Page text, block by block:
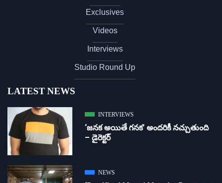
Exclusives
Videos
Interviews
Studio Round Up
LATEST NEWS
INTERVIEWS
‘జ‌న‌క అయితే గ‌న‌క‌’ అందరికీ నచ్చుతుంది
– డైరెక్ట‌ర్
NEWS